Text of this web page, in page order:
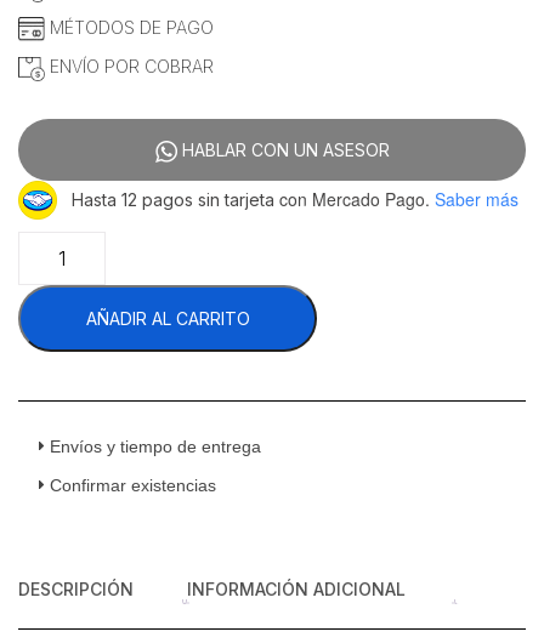
MÉTODOS DE PAGO
ENVÍO POR COBRAR
HABLAR CON UN ASESOR
Hasta 12 pagos sin tarjeta con Mercado Pago. Saber más
MIZT13L-
A
Arrocera
Eléctrica
Litros
Inoxidable
AÑADIR AL CARRITO
Envíos y tiempo de entrega
Confirmar existencias
DESCRIPCIÓN INFORMACIÓN ADICIONAL